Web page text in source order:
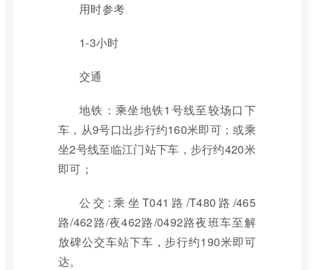
用时参考
1-3小时
交通
地铁：乘坐地铁1号线至较场口下
车，从9号口出步行约160米即可；或乘
坐2号线至临江门站下车，步行约420米
即可；
公交:乘坐T041路/T480路/465
路/462路/夜462路/0492路夜班车至解
放碑公交车站下车，步行约190米即可
达。